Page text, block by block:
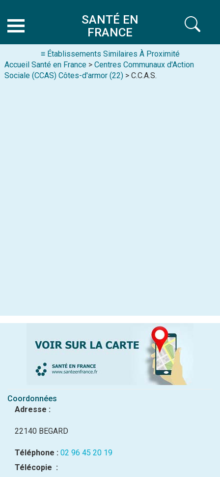
SANTÉ EN
FRANCE
≡ Établissements Similaires À Proximité
Accueil Santé en France > Centres Communaux d'Action
Sociale (CCAS) Côtes-d'armor (22) > C.C.A.S.
Coordonnées
Adresse :
22140 BEGARD
Téléphone : 02 96 45 20 19
Télécopie :